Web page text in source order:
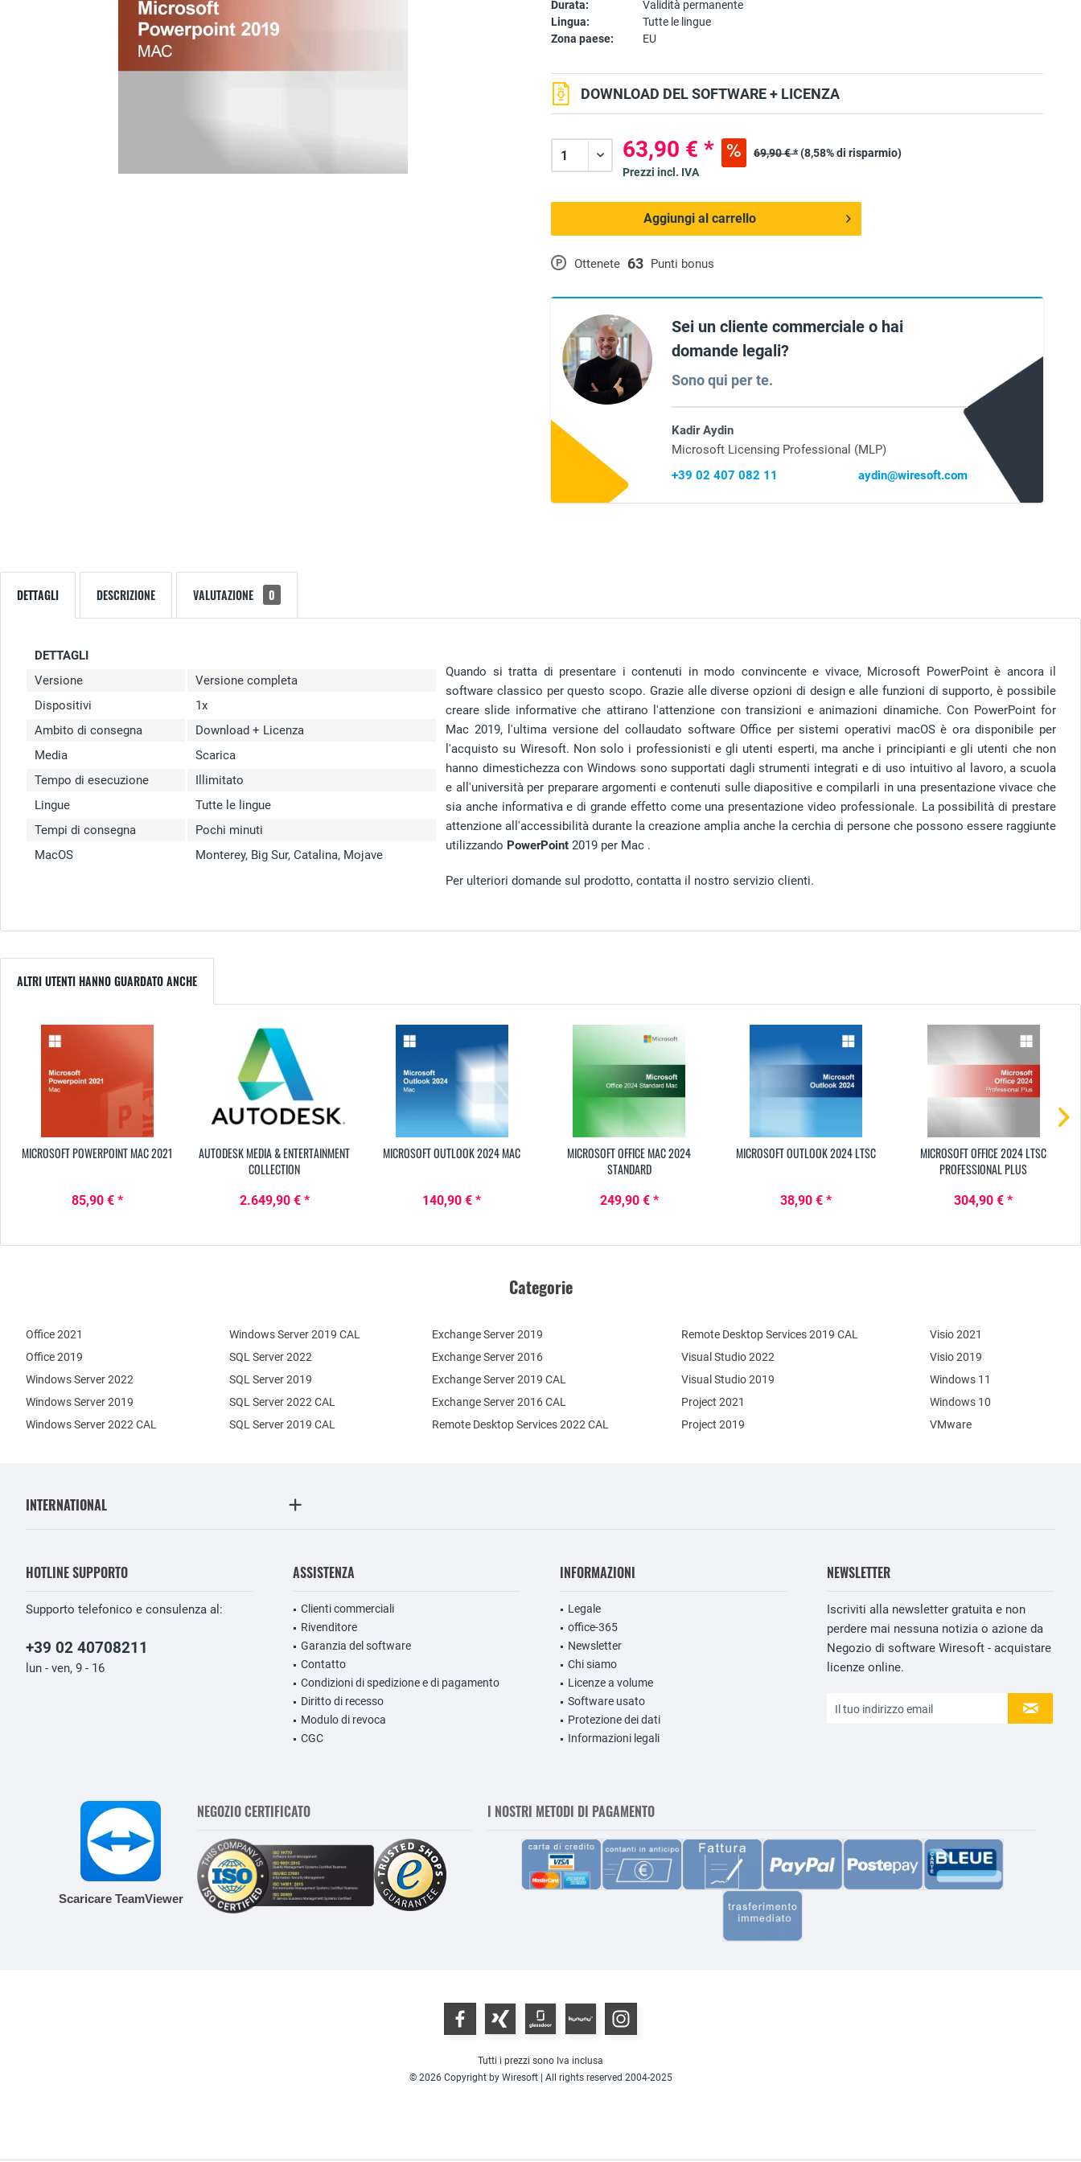
Durata:
Validità permanente
Lingua:
Tutte le lingue
Zona paese:
EU
P Ottenete 63 Punti bonus
DOWNLOAD DEL SOFTWARE + LICENZA
63,90 € * 69,90 € *(8,58% di risparmio)
Prezzi incl. IVA
Aggiungi al carrello
Sei un cliente commerciale o hai
domande legali?
Sono qui per te.
Kadir Aydin
Microsoft Licensing Professional (MLP)
+39 02 407 082 11
aydin@wiresoft.com
DETTAGLI DESCRIZIONE VALUTAZIONE 0
DETTAGLI
Versione
Versione completa
Dispositivi
1x
Ambito di consegna
Download + Licenza
Media
Scarica
Tempo di esecuzione
Illimitato
Lingue
Tutte le lingue
Tempi di consegna
Pochi minuti
MacOS
Monterey, Big Sur, Catalina, Mojave
Quando si tratta di presentare i contenuti in modo convincente e vivace, Microsoft PowerPoint è ancora il
software classico per questo scopo. Grazie alle diverse opzioni di design e alle funzioni di supporto, è possibile
creare slide informative che attirano l'attenzione con transizioni e animazioni dinamiche. Con PowerPoint for
Mac 2019, l'ultima versione del collaudato software Office per sistemi operativi macOS è ora disponibile per
l'acquisto su Wiresoft. Non solo i professionisti e gli utenti esperti, ma anche i principianti e gli utenti che non
hanno dimestichezza con Windows sono supportati dagli strumenti integrati e di uso intuitivo al lavoro, a scuola
e all'università per preparare argomenti e contenuti sulle diapositive e compilarli in una presentazione vivace che
sia anche informativa e di grande effetto come una presentazione video professionale. La possibilità di prestare
attenzione all'accessibilità durante la creazione amplia anche la cerchia di persone che possono essere raggiunte
utilizzando PowerPoint 2019 per Mac .
Per ulteriori domande sul prodotto, contatta il nostro servizio clienti.
ALTRI UTENTI HANNO GUARDATO ANCHE
MICROSOFT POWERPOINT MAC 2021
85,90 € *
AUTODESK MEDIA & ENTERTAINMENT
COLLECTION
2.649,90 € *
MICROSOFT OUTLOOK 2024 MAC
140,90 € *
MICROSOFT OFFICE MAC 2024
STANDARD
249,90 € *
MICROSOFT OUTLOOK 2024 LTSC
38,90 € *
MICROSOFT OFFICE 2024 LTSC
PROFESSIONAL PLUS
304,90 € *
Categorie
Office 2021
Office 2019
Windows Server 2022
Windows Server 2019
Exchange Server 2019
Exchange Server 2016
SQL Server 2022
SQL Server 2019
Windows Server 2022 CAL
Windows Server 2019 CAL
SQL Server 2022 CAL
SQL Server 2019 CAL
Remote Desktop Services 2022 CAL
Remote Desktop Services 2019 CAL
Exchange Server 2019 CAL
Exchange Server 2016 CAL
Visual Studio 2022
Visual Studio 2019
Project 2021
Project 2019
Visio 2021
Visio 2019
Windows 11
Windows 10
VMware
INTERNATIONAL
HOTLINE SUPPORTO
Supporto telefonico e consulenza al:
+39 02 40708211
lun - ven, 9 - 16
ASSISTENZA
Clienti commerciali
Rivenditore
Garanzia del software
Contatto
Condizioni di spedizione e di pagamento
Diritto di recesso
Modulo di revoca
CGC
INFORMAZIONI
Legale
office-365
Newsletter
Chi siamo
Licenze a volume
Software usato
Protezione dei dati
Informazioni legali
NEWSLETTER
Iscriviti alla newsletter gratuita e non
perdere mai nessuna notizia o azione da
Negozio di software Wiresoft - acquistare
licenze online.
Scaricare TeamViewer
NEGOZIO CERTIFICATO I NOSTRI METODI DI PAGAMENTO
Tutti i prezzi sono Iva inclusa
© 2026 Copyright by Wiresoft | All rights reserved 2004-2025